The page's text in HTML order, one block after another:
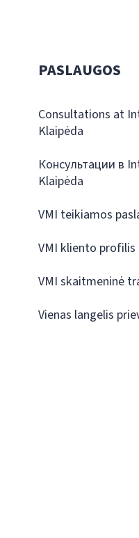
PASLAUGOS
Consultations at
Klaipėda
Консультации в
Klaipėda
VMI teikiamos
VMI kliento profilis
VMI skaitmeninė
Vienas langelis